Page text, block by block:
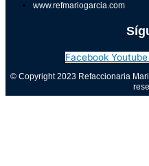
www.refmariogarcia.com
Facebook Youtube
© Copyright 2023 Refaccionaria